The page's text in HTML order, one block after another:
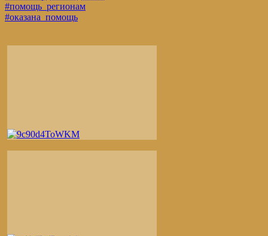
#помощь_регионам
#оказана_помощь